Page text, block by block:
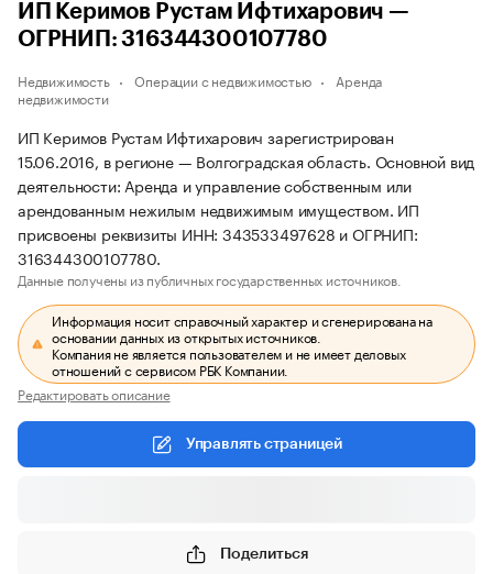
ИП Керимов Рустам Ифтихарович —
ОГРНИП: 316344300107780
Недвижимость Операции с недвижимостью
Аренда
недвижимости
ИП Керимов Рустам Ифтихарович зарегистрирован
15.06.2016, в регионе — Волгоградская область. Основной вид
деятельности: Аренда и управление собственным или
арендованным нежилым недвижимым имуществом. ИП
присвоены реквизиты ИНН: 343533497628 и ОГРНИП:
316344300107780.
Данные получены из публичных государственных источников.
Информация носит справочный характер и сгенерирована на
основании данных из открытых источников.
Компания не является пользователем и не имеет деловых
отношений с сервисом РБК Компании.
Редактировать описание
Управлять страницей
Поделиться